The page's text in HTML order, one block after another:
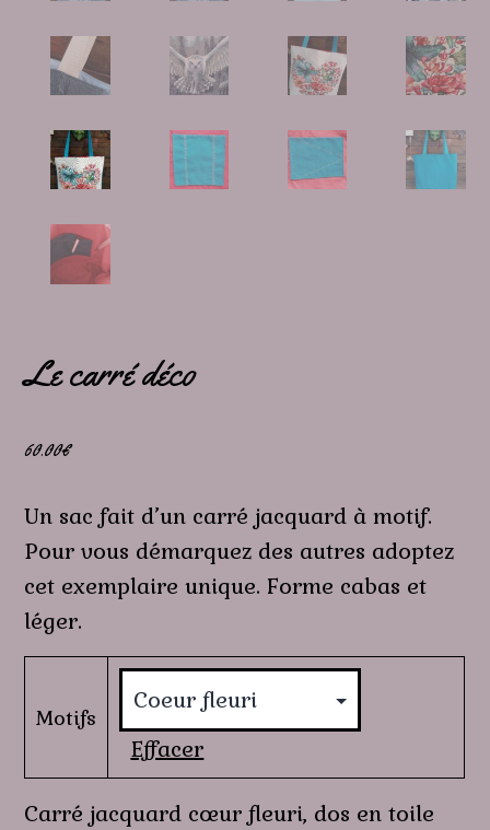
Le carré déco
60.00€
Un sac fait d’un carré jacquard à motif.
Pour vous démarquez des autres adoptez
cet exemplaire unique. Forme cabas et
léger.
Motifs
Effacer
Carré jacquard cœur fleuri, dos en toile